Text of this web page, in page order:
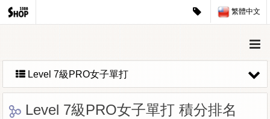
繁體中文
Level 7級PRO女子單打
Level 7級PRO女子單打 積分排名